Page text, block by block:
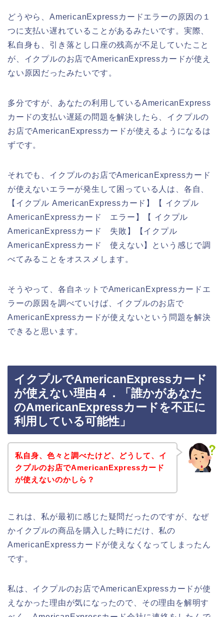
どうやら、AmericanExpressカードエラーの原因の１
つに支払い遅れていることがあるみたいです。実際、
私自身も、引き落とし口座の残高が不足していたこと
が、イクプルのお店でAmericanExpressカードが使え
ない原因だったみたいです。
多分ですが、あなたの利用しているAmericanExpress
カードの支払い遅延の問題を解決したら、イクプルの
お店でAmericanExpressカードが使えるようになるは
ずです。
それでも、イクプルのお店でAmericanExpressカード
が使えないエラーが発生して困っている人は、各自、
【イクプル AmericanExpressカード】【 イクプル
AmericanExpressカード エラー】【 イクプル
AmericanExpressカード 失敗】【イクプル
AmericanExpressカード 使えない】という感じで調
べてみることをオススメします。
そうやって、各自ネットでAmericanExpressカードエ
ラーの原因を調べていけば、イクプルのお店で
AmericanExpressカードが使えないという問題を解決
できると思います。
イクプルでAmericanExpressカード
が使えない理由４．「誰かがあなた
のAmericanExpressカードを不正に
利用している可能性」
私自身、色々と調べたけど、どうして、イ
クプルのお店でAmericanExpressカード
が使えないのかしら？
これは、私が最初に感じた疑問だったのですが、なぜ
かイクプルの商品を購入した時にだけ、私の
AmericanExpressカードが使えなくなってしまったん
です。
私は、イクプルのお店でAmericanExpressカードが使
えなかった理由が気になったので、その理由を解明す